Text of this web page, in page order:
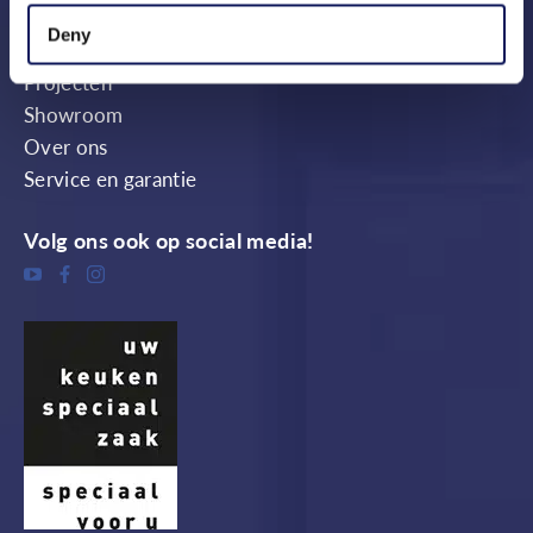
Deny
Informatie
Projecten
Showroom
Over ons
Service en garantie
Volg ons ook op social media!